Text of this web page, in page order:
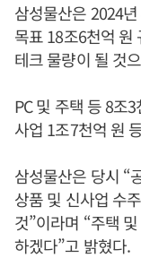
삼성물산은 2024
목표 18조6천억 원
테크 물량이 될 것
PC 및 주택 등 8조
사업 1조7천억 원
삼성물산은 당시 “
상품 및 신사업 수
것”이라며 “주택
하겠다”고 밝혔다.